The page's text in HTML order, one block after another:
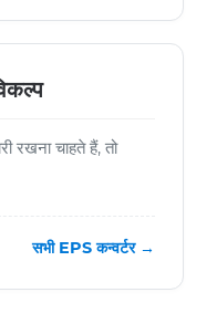
रखना चाहते हैं, तो
सभी EPS कन्वर्टर →